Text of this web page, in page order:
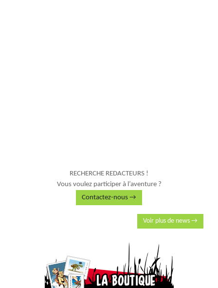
RECHERCHE REDACTEURS !
Vous voulez participer à l’aventure ?
Contactez-nous →
Voir plus de news →